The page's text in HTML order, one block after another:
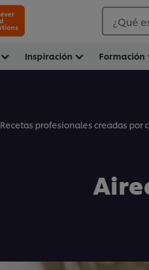
¿Qué
Inspiración Formación
Recetas profesionales creadas por